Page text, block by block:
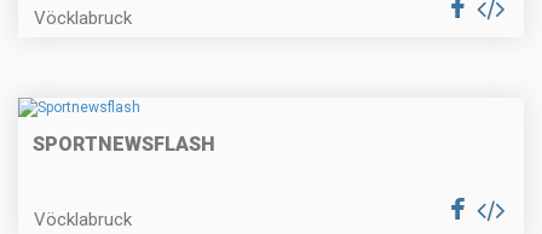
Vöcklabruck
SPORTNEWSFLASH
Vöcklabruck